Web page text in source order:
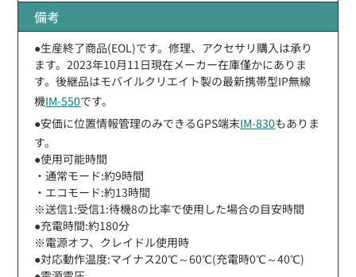
備考
●生産終了商品(EOL)です。修理、アクセサリ購入は承り
ます。2023年10月11日現在メーカー在庫僅かにありま
す。後継品はモバイルクリエイト製の最新携帯型IP無線
機IM-550です。
●安価に位置情報管理のみできるGPS端末IM-830もありま
す。
●使用可能時間
・通常モード:約9時間
・エコモード:約13時間
※送信1:受信1:待機8の比率で使用した場合の目安時間
●充電時間:約180分
※電源オフ、クレイドル使用時
●対応動作温度:マイナス20℃～60℃(充電時0℃～40℃)